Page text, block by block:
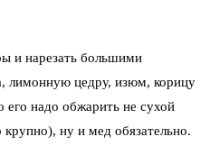
и нарезать большими
лимонную цедру, изюм, корицу
его надо обжарить не сухой
ну и мед обязательно.